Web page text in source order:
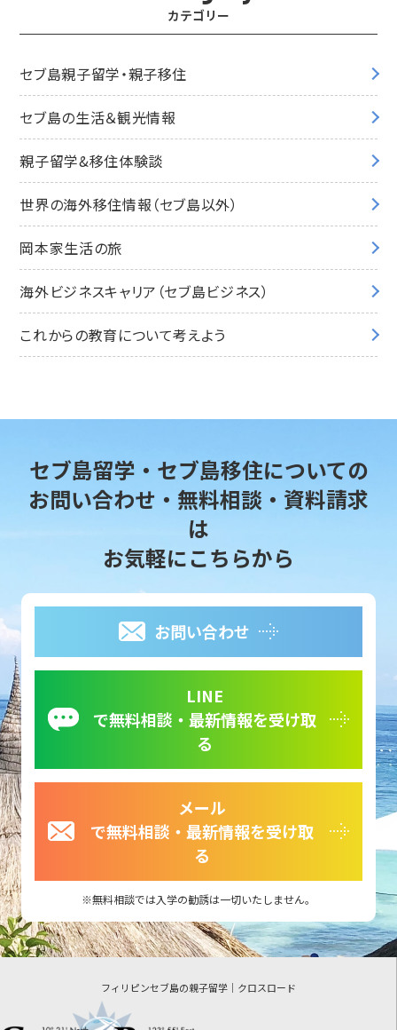
カテゴリー
セブ島親子留学・親子移住
セブ島の生活＆観光情報
親子留学&移住体験談
世界の海外移住情報（セブ島以外）
岡本家生活の旅
海外ビジネスキャリア（セブ島ビジネス）
これからの教育について考えよう
セブ島留学・セブ島移住についての
お問い合わせ・無料相談・資料請求
は
お気軽にこちらから
お問い合わせ
LINE
で無料相談・最新情報を受け取
る
メール
で無料相談・最新情報を受け取
る
無料相談では入学の勧誘は一切いたしません。
フィリピンセブ島の親子留学｜クロスロード